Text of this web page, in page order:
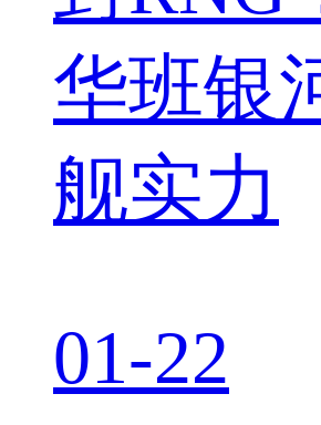
华班银
舰实力
01-22